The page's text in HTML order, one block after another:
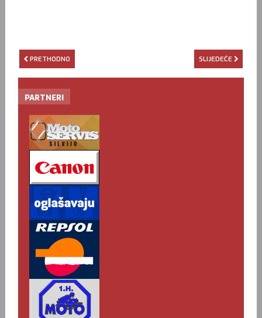
PRETHODNO SLIJEDEĆE
PARTNERI